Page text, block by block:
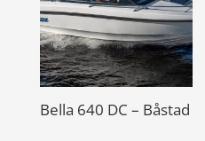
Bella 640 DC – Båstad